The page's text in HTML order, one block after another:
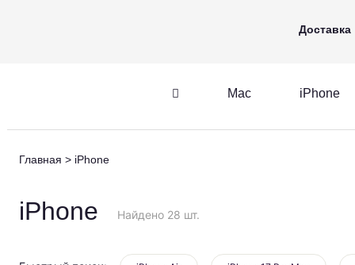
Apple WatchДоставка
Mac iPhone
Главная iPhone
iPhone Найдено 28 шт.